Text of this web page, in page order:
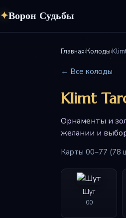
✦Ворон Судьбы
Главная›Колоды›
← Все колоды
Klimt
Орнаменты и
желании и
Карты 00–77 (78
Шут
00